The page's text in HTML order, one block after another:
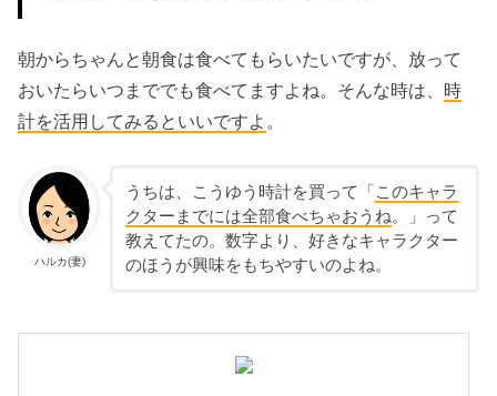
朝からちゃんと朝食は食べてもらいたいですが、放って
おいたらいつまででも食べてますよね。そんな時は、 時
計を活用してみるといいですよ
ハルカ(妻)
うちは、こうゆう時計を買って「 このキャラ
クターまでには全部食べちゃおうね。」って
教えてたの。数字より、好きなキャラクター
のほうが興味をもちやすいのよね。